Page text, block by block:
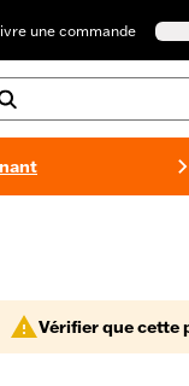
une commande
Vérifier que cette